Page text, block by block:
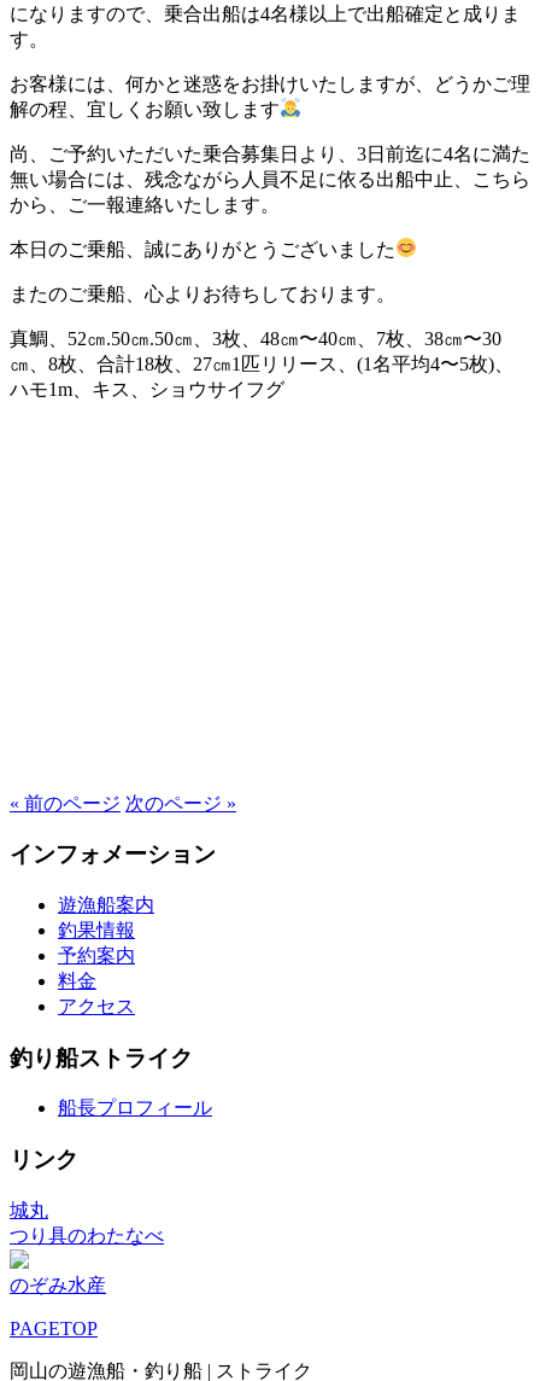
になりますので、乗合出船は4名様以上で出船確定と成りま
す。
お客様には、何かと迷惑をお掛けいたしますが、どうかご理
解の程、宜しくお願い致します
尚、ご予約いただいた乗合募集日より、3日前迄に4名に満た
無い場合には、残念ながら人員不足に依る出船中止、こちら
から、ご一報連絡いたします。
本日のご乗船、誠にありがとうございました
またのご乗船、心よりお待ちしております。
真鯛、52㎝.50㎝.50㎝、3枚、48㎝〜40㎝、7枚、38㎝〜30
㎝、8枚、合計18枚、27㎝1匹リリース、(1名平均4〜5枚)、
ハモ1m、キス、ショウサイフグ
« 前のページ 次のページ »
インフォメーション
遊漁船案内
釣果情報
予約案内
料金
アクセス
釣り船ストライク
船長プロフィール
リンク
城丸
つり具のわたなべ
のぞみ水産
PAGETOP
岡山の遊漁船・釣り船 | ストライク